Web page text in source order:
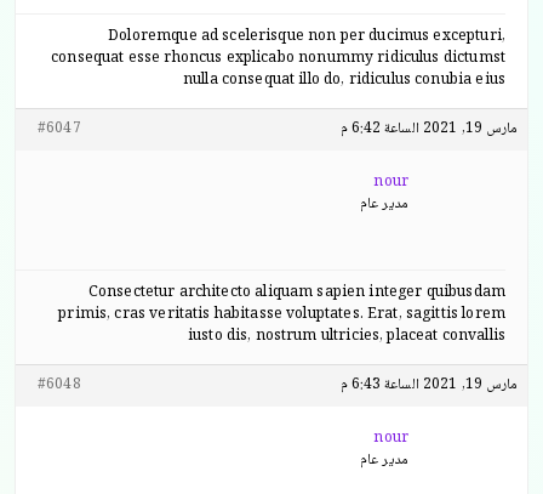
Doloremque ad scelerisque non per ducimus excepturi,
consequat esse rhoncus explicabo nonummy ridiculus dictumst
nulla consequat illo do, ridiculus conubia eius
مارس 19, 2021 الساعة 6:42 م
#6047
nour
مدير عام
Consectetur architecto aliquam sapien integer quibusdam
primis, cras veritatis habitasse voluptates. Erat, sagittis lorem
iusto dis, nostrum ultricies, placeat convallis
مارس 19, 2021 الساعة 6:43 م
#6048
nour
مدير عام